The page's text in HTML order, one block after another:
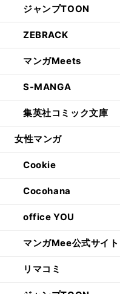
ジャンプTOON
ZEBRACK
マンガMeets
S-MANGA
集英社コミック文庫
女性マンガ
Cookie
Cocohana
office YOU
マンガMee公式サイト
リマコミ